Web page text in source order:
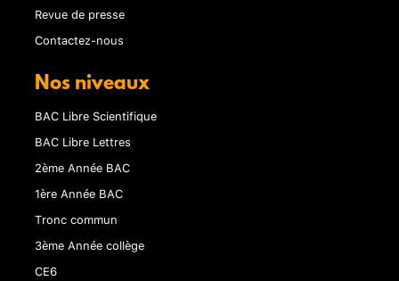
Revue de presse
Contactez-nous
Nos niveaux
BAC Libre Scientifique
BAC Libre Lettres
2ème Année BAC
1ère Année BAC
Tronc commun
3ème Année collège
CE6